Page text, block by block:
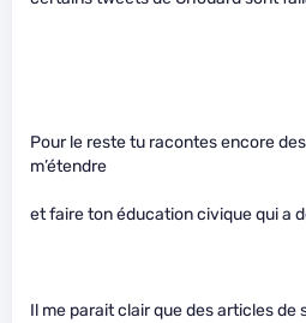
Pour le reste tu racontes encore
m’étendre
et faire ton éducation civique qui a
Il me parait clair que des articles de